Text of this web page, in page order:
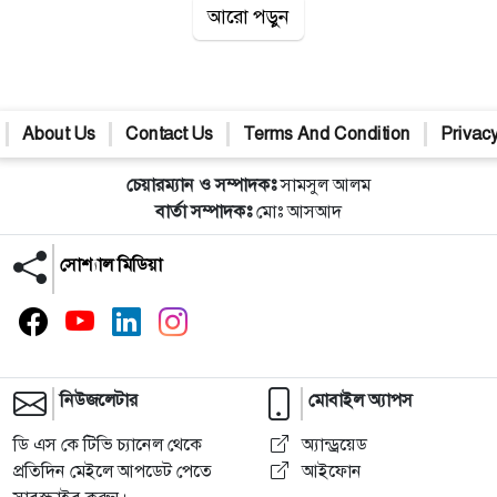
আরো পড়ুন
About Us Contact Us Terms And Condition
চেয়ারম্যান ও সম্পাদকঃসামসুল আলম
বার্তা সম্পাদকঃমোঃ আসআদ
সোশ্যাল মিডিয়া
নিউজলেটার
ডি এস কে টিভি চ্যানেল থেকে
প্রতিদিন মেইলে আপডেট পেতে
মোবাইল অ্যাপস
অ্যান্ড্রয়েড
আইফোন